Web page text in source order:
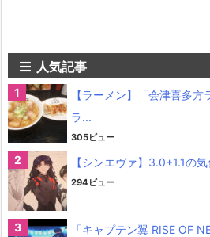
人気記事
【ラーメン】「会津喜多
ラ...
305ビュー
【シンエヴァ】3.0+1.1の
294ビュー
「キャプテン翼 RISE OF